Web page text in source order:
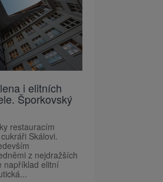
i elitních
Šporkovský
restauracím
Skálovi.
z nejdražších
například elitní